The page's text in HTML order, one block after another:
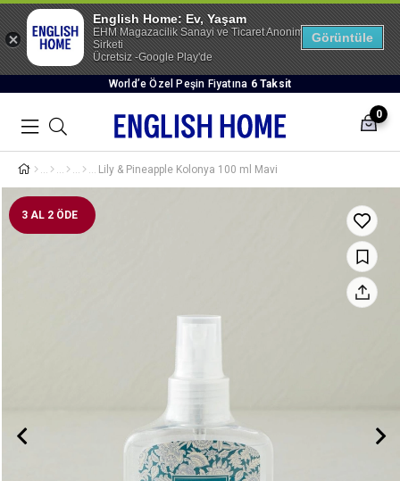
World’e Özel Peşin Fiyatına 6 Taksit
0
Lily & Pineapple Kolonya 100 ml Mavi
3 AL 2 ÖDE
English Home: Ev, Yaşam
EHM Magazacilik Sanayi ve Ticaret Anonim
Sirketi
Ücretsiz -Google Play'de
Görüntüle